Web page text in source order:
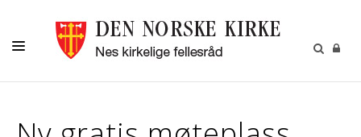
KONFIRMASJON